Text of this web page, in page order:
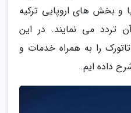
و بخش های اروپایی ترکیه
تردد می نمایند. در این
را به همراه خدمات و
داده ایم.